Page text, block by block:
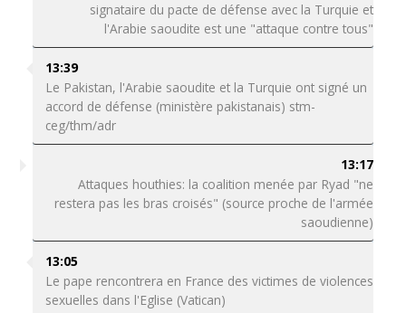
signataire du pacte de défense avec la Turquie et
l'Arabie saoudite est une "attaque contre tous"
13:39
Le Pakistan, l'Arabie saoudite et la Turquie ont signé un
accord de défense (ministère pakistanais) stm-
ceg/thm/adr
13:17
Attaques houthies: la coalition menée par Ryad "ne
restera pas les bras croisés" (source proche de l'armée
saoudienne)
13:05
Le pape rencontrera en France des victimes de violences
sexuelles dans l'Eglise (Vatican)